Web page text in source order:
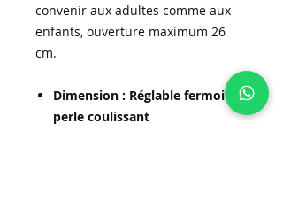
convenir aux adultes comme aux
enfants, ouverture maximum 26
cm.
Dimension : Réglable fermoir
perle coulissant